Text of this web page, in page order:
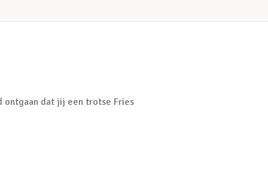
ontgaan dat jij een trotse Fries